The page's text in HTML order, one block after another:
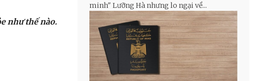
như thế nào.
minh" Lưỡng Hà nhưng lo ngại về...